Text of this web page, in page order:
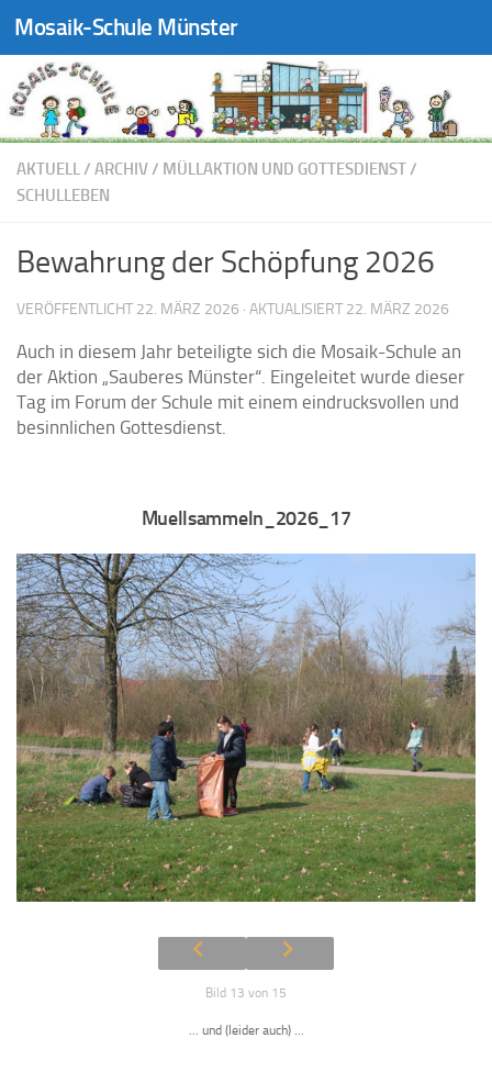
Zum Inhalt springen
Mosaik-Schule Münster
AKTUELL/ ARCHIV/ MÜLLAKTION UND GOTTESDIENST/
SCHULLEBEN
Bewahrung der Schöpfung 2026
VERÖFFENTLICHT 22. MÄRZ 2026 · AKTUALISIERT 22. MÄRZ 2026
Auch in diesem Jahr beteiligte sich die Mosaik-Schule an
der Aktion „Sauberes Münster“. Eingeleitet wurde dieser
Tag im Forum der Schule mit einem eindrucksvollen und
besinnlichen Gottesdienst.
Muellsammeln_2026_17
Bild 13 von 15
... und (leider auch) ...